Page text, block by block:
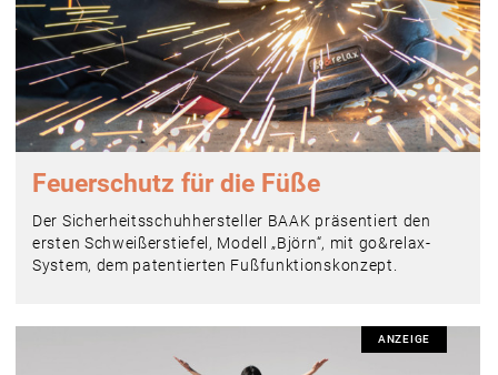
Feuerschutz für die Füße
Der Sicherheitsschuhhersteller BAAK präsentiert den
ersten Schweißerstiefel, Modell „Björn“, mit go&relax-
System, dem patentierten Fußfunktionskonzept.
ANZEIGE